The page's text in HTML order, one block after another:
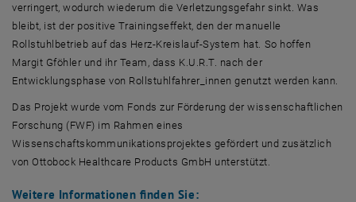
verringert, wodurch wiederum die Verletzungsgefahr sinkt. Was
bleibt, ist der positive Trainingseffekt, den der manuelle
Rollstuhlbetrieb auf das Herz-Kreislauf-System hat. So hoffen
Margit Gföhler und ihr Team, dass K.U.R.T. nach der
Entwicklungsphase von Rollstuhlfahrer_innen genutzt werden kann.
Das Projekt wurde vom Fonds zur Förderung der wissenschaftlichen
Forschung (FWF) im Rahmen eines
Wissenschaftskommunikationsprojektes gefördert und zusätzlich
von Ottobock Healthcare Products GmbH unterstützt.
Weitere Informationen finden Sie: